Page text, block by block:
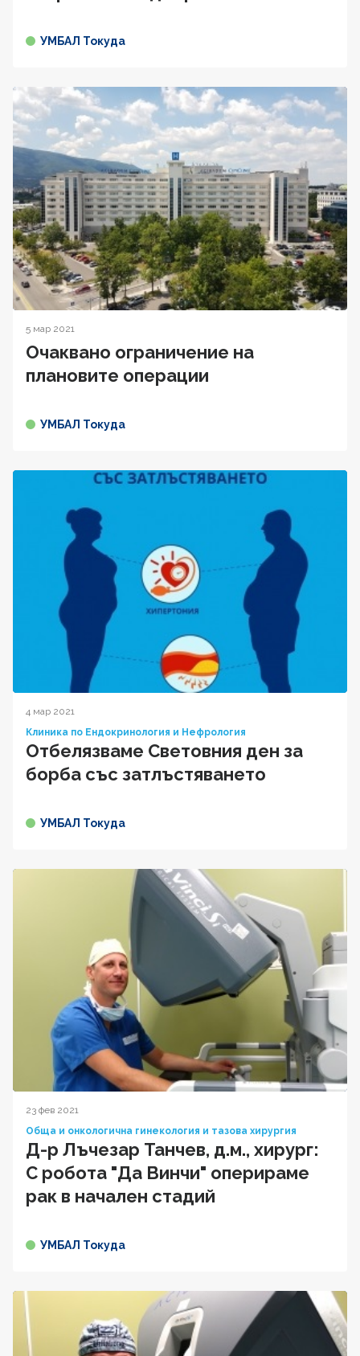
УМБАЛ Токуда
5 мар 2021
Oчаквано ограничение на
плановите операции
УМБАЛ Токуда
4 мар 2021
Клиника по Ендокринология и Нефрология
Отбелязваме Световния ден за
борба със затлъстяването
УМБАЛ Токуда
23 фев 2021
Обща и онкологична гинекология и тазова хирургия
Д-р Лъчезар Танчев, д.м., хирург:
С робота "Да Винчи" оперираме
рак в начален стадий
УМБАЛ Токуда